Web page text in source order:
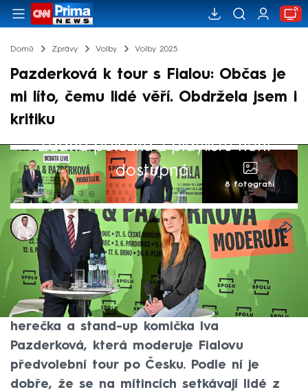
Domů Zprávy Volby Volby 2025
Pazderková k tour s Fialou: Občas je
mi líto, čemu lidé věří. Obdržela jsem i
kritiku
Žádná položka z playlistu není
dostupná.
8 fotografií
Petr Šilhán
29. kvě 2025, 13:44
Premiérovi Petru Fialovi (ODS) věřím a
politických nálepek se nebojím. V pořadu
Nový den na CNN Prima NEWS to řekla
herečka a stand-up komička Iva
Pazderková, která moderuje Fialovu
předvolební tour po Česku. Podle ní je
dobře, že se na mítincích setkávají lidé z